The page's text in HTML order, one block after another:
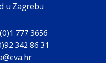
u Zagrebu
777 3656
342 86 31